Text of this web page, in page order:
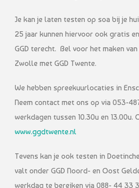
Je kan je laten testen op soa bij je
25 jaar kunnen hiervoor ook gratis
GGD terecht. Bel voor het maken
Zwolle met GGD Twente.
We hebben spreekuurlocaties in
Neem contact met ons op via 053-
werkdagen tussen 10.30u en 13.00u.
www.ggdtwente.nl
Tevens kan je ook testen in
valt onder GGD Noord- en Oost
werkdag te bereiken via 088- 44 33